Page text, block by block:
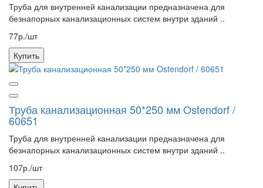
Труба для внутренней канализации предназначена для
безнапорных канализационных систем внутри зданий ..
77р./шт
Купить
Труба канализационная 50*250 мм Ostendorf /
60651
Труба для внутренней канализации предназначена для
безнапорных канализационных систем внутри зданий ..
107р./шт